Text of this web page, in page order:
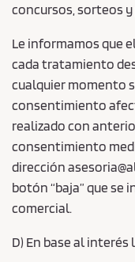
concursos, sorteos
Le informamos que
cada tratamiento
cualquier momento
consentimiento
realizado con
consentimiento
dirección
botón “baja” que se
comercial.
D) En base al